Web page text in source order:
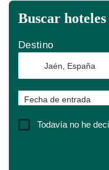
Buscar
Destino
Fecha de entrada
Todavía no he